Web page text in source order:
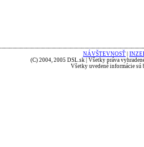
NÁVŠTEVNOSŤ
(C) 2004, 2005 DSL.sk | Všetky práva
Všetky uvedené informácie sú